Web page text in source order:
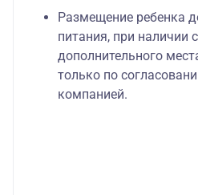
Размещение ребенка
питания, при наличии
дополнительного
только по
компанией.